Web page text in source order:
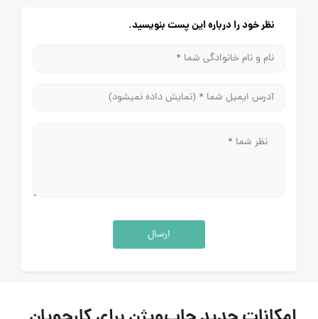
نظر خود را درباره این پست بنویسید.
ارسال